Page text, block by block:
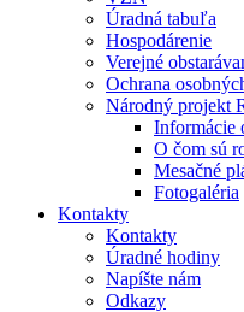
Úradná tabuľa
Hospodárenie
Verejné
Ochrana
Národný projekt
Informácie
O čom sú
Mesačné
Fotogaléria
Kontakty
Kontakty
Úradné hodiny
Napíšte nám
Odkazy